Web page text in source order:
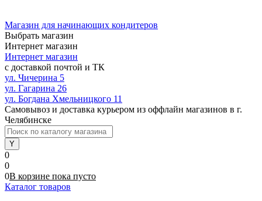
Магазин для начинающих кондитеров
Выбрать магазин
Интернет магазин
Интернет магазин
с доставкой почтой и ТК
ул. Чичерина 5
ул. Гагарина 26
ул. Богдана Хмельницкого 11
Самовывоз и доставка курьером из оффлайн магазинов в г.
Челябинске
0
0
0В корзине пока пусто
Каталог товаров